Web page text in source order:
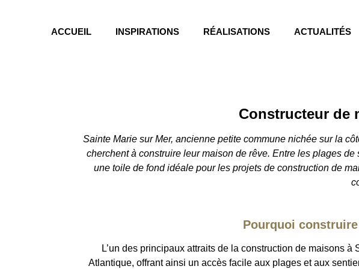
ACCUEIL INSPIRATIONS RÉALISATIONS ACTUALITÉS
Constructeur de
Sainte Marie sur Mer, ancienne petite commune nichée sur la
cherchent à construire leur maison de rêve. Entre les plages
une toile de fond idéale pour les projets de construction de
Pourquoi
L’un des principaux attraits de la construction de maisons
Atlantique, offrant ainsi un accès facile aux plages et aux